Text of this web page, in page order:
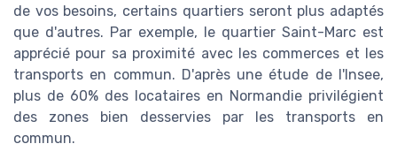
de vos besoins, certains quartiers seront plus adaptés
que d'autres. Par exemple, le quartier Saint-Marc est
apprécié pour sa proximité avec les commerces et les
transports en commun. D'après une étude de l'Insee,
plus de 60% des locataires en Normandie privilégient
des zones bien desservies par les transports en
commun.